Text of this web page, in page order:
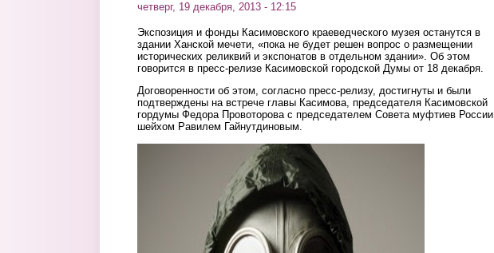
четверг, 19 декабря, 2013 - 12:15
Экспозиция и фонды Касимовского краеведческого музея останутся в
здании Ханской мечети, «пока не будет решен вопрос о размещении
исторических реликвий и экспонатов в отдельном здании». Об этом
говорится в пресс-релизе Касимовской городской Думы от 18 декабря.
Договоренности об этом, согласно пресс-релизу, достигнуты и были
подтверждены на встрече главы Касимова, председателя Касимовской
гордумы Федора Провоторова с председателем Совета муфтиев России
шейхом Равилем Гайнутдиновым.